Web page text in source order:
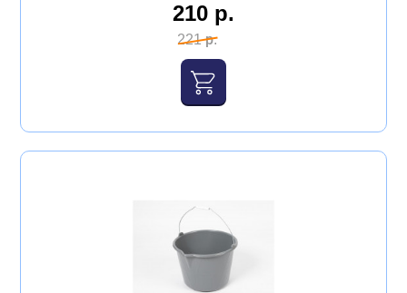
210 р.
221 р.